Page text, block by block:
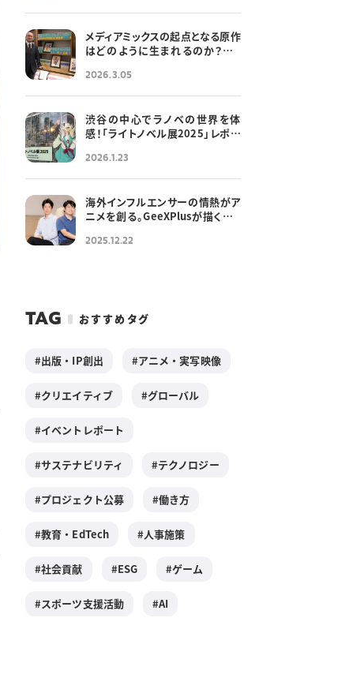
メディアミックスの起点となる原作
はどのように生まれるのか？——
ベル編集者に必要な熱意と作品設
計力
2026.3.05
渋谷の中心でラノベの世界を体
感！「ライトノベル展2025」レポー
2026.1.23
海外インフルエンサーの情熱がア
ニメを創る。GeeXPlusが描くクリ
2025.12.22
TAG おすすめタグ
出版・IP創出 アニメ・実写映像
クリエイティブ グローバル
イベントレポート
サステナビリティ テクノロジー
プロジェクト公募 働き方
教育・EdTech 人事施策
社会貢献 ESG ゲーム
スポーツ支援活動 AI